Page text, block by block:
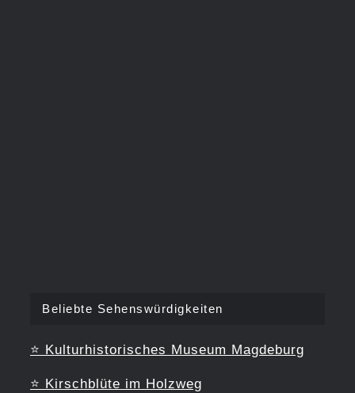
Beliebte Sehenswürdigkeiten
⭐ Kulturhistorisches Museum Magdeburg
⭐ Kirschblüte im Holzweg